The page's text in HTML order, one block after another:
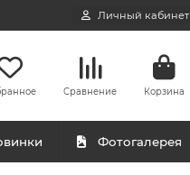
Личный кабинет
Сравнение Корзина
Фотогалерея